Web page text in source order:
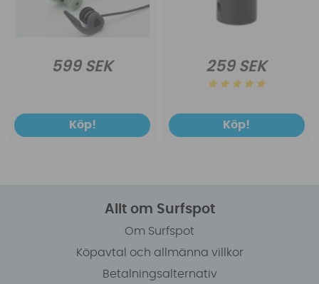
599 SEK
Köp!
259 SEK
Köp!
Allt om Surfspot
Om Surfspot
Köpavtal och allmänna villkor
Betalningsalternativ